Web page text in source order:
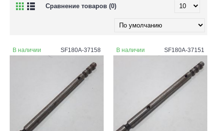
Сравнение товаров (0)
В наличии SF180A-37158 В наличии SF180A-37151